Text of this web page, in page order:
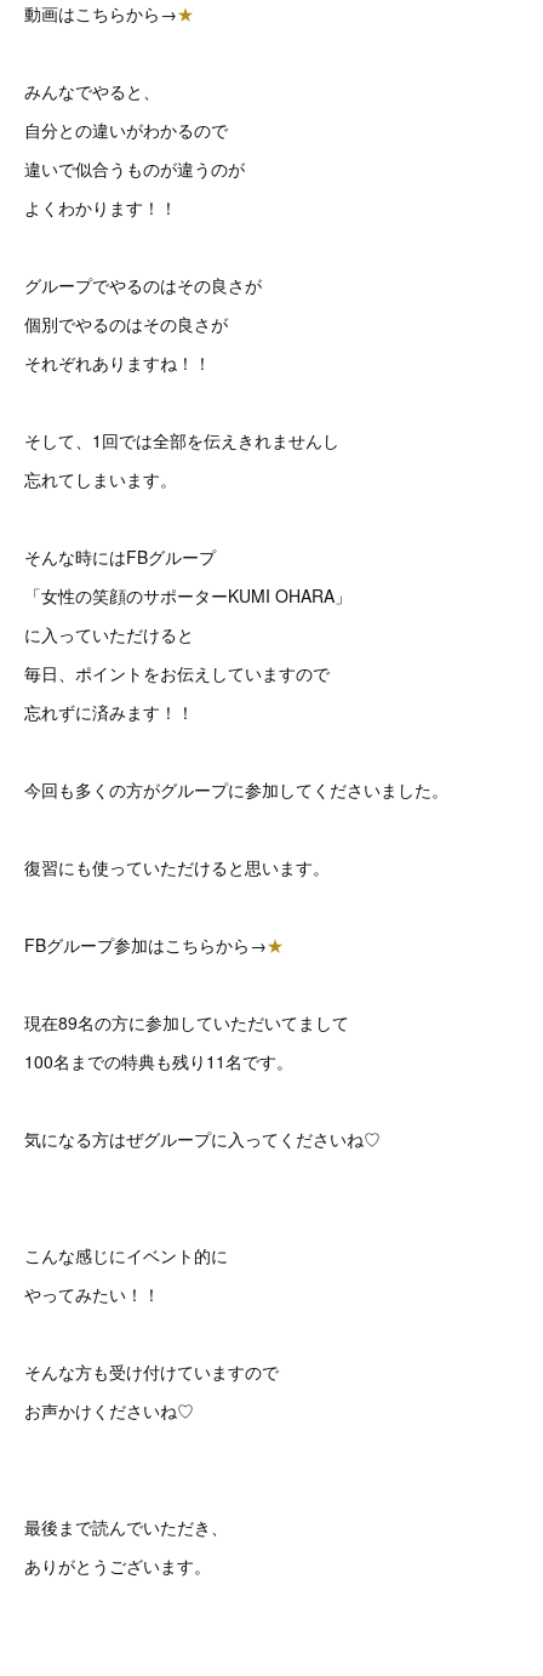
動画はこちらから→★
みんなでやると、
自分との違いがわかるので
違いで似合うものが違うのが
よくわかります！！
グループでやるのはその良さが
個別でやるのはその良さが
それぞれありますね！！
そして、1回では全部を伝えきれませんし
忘れてしまいます。
そんな時にはFBグループ
「女性の笑顔のサポーターKUMI OHARA」
に入っていただけると
毎日、ポイントをお伝えしていますので
忘れずに済みます！！
今回も多くの方がグループに参加してくださいました。
復習にも使っていただけると思います。
FBグループ参加はこちらから→★
現在89名の方に参加していただいてまして
100名までの特典も残り11名です。
気になる方はぜグループに入ってくださいね♡
こんな感じにイベント的に
やってみたい！！
そんな方も受け付けていますので
お声かけくださいね♡
最後まで読んでいただき、
ありがとうございます。